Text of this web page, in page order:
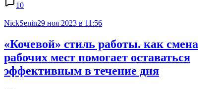
10
NickSenin29 ноя 2023 в 11:56
«Кочевой» стиль работы. как смена
рабочих мест помогает оставаться
эффективным в течение дня